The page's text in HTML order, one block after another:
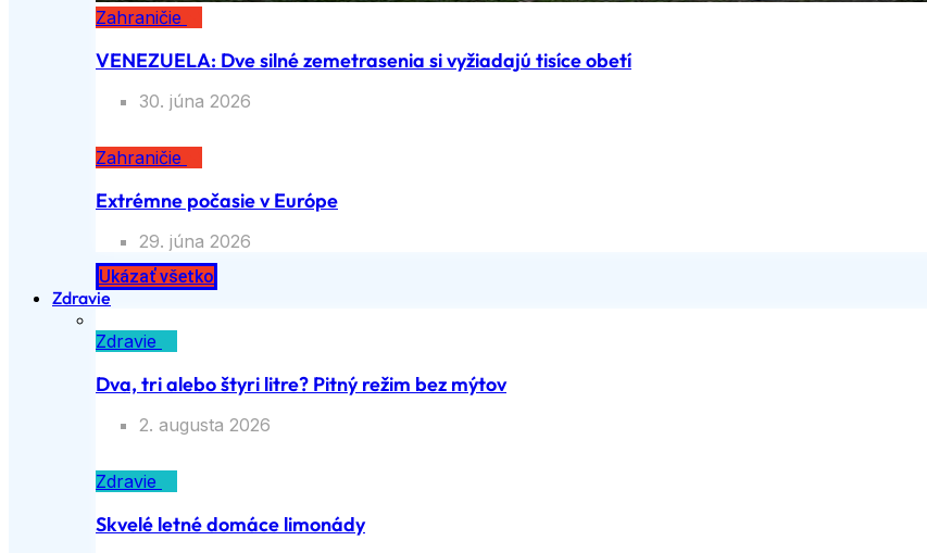
Zahraničie
VENEZUELA: Dve silné zemetrasenia si vyžiadajú tisíce obetí
30. júna 2026
Zahraničie
Extrémne počasie v Európe
29. júna 2026
Ukázať všetko
Zdravie
Zdravie
Dva, tri alebo štyri litre? Pitný režim bez mýtov
2. augusta 2026
Zdravie
Skvelé letné domáce limonády